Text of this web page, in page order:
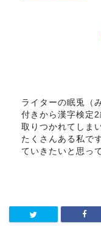
ライターの眠兎（
付きから漢字検定
取りつかれてしま
たくさんある私で
ていきたいと思っ